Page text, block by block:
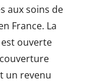
aux soins de
France. La
ouverte
un revenu